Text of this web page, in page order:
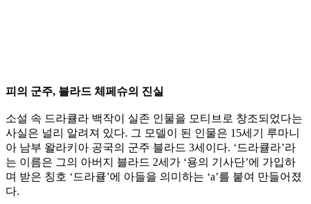
피의 군주, 블라드 체페슈의 진실
소설 속 드라큘라 백작이 실존 인물을 모티브로 창조되었다는
사실은 널리 알려져 있다. 그 모델이 된 인물은 15세기 루마니
아 남부 왈라키아 공국의 군주 블라드 3세이다. ‘드라큘라’라
는 이름은 그의 아버지 블라드 2세가 ‘용의 기사단’에 가입하
며 받은 칭호 ‘드라큘’에 아들을 의미하는 ‘a’를 붙여 만들어졌
다.